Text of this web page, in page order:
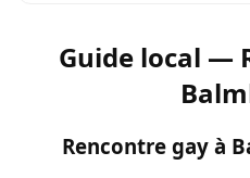
Guide local —
Rencontre gay à